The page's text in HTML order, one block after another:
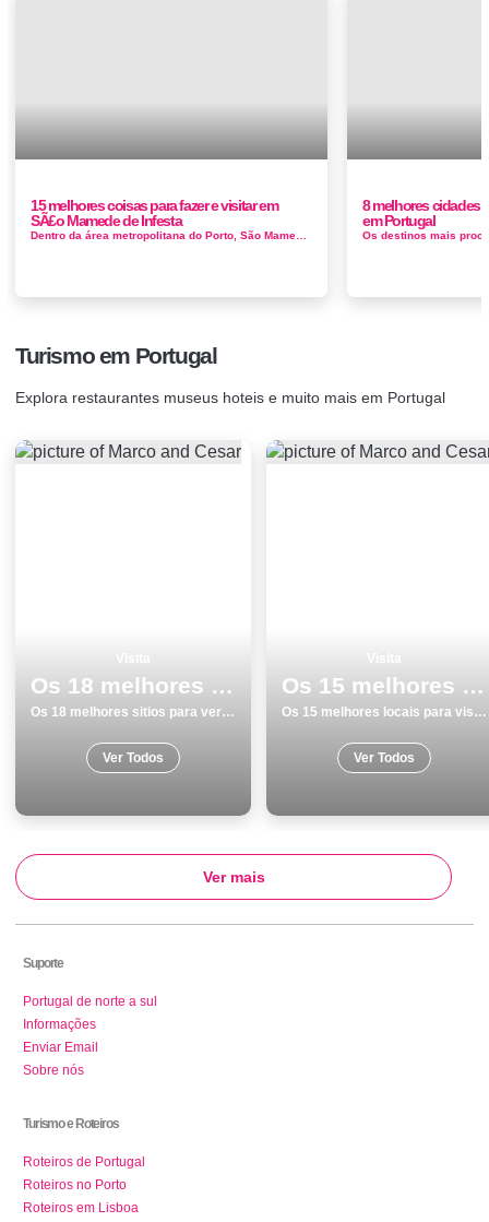
15 melhores coisas para fazer e visitar em
SÃ£o Mamede de Infesta
8 melhores cidades
em Portugal
Turismo em Portugal
Explora restaurantes museus hoteis e muito mais em Portugal
Os 18 melhores sitios para ver e visitar em Ãvora
Os 18 melhores sitios para ver e visitar em Ãvora
Ver Todos
Os 15 melhores locais para visitar em Almada
Os 15 melhores locais para visitar em Almada
Ver Todos
Ver mais
Suporte
Portugal de norte a sul
Informações
Enviar Email
Sobre nós
Turismo e Roteiros
Roteiros de Portugal
Roteiros no Porto
Roteiros em Lisboa